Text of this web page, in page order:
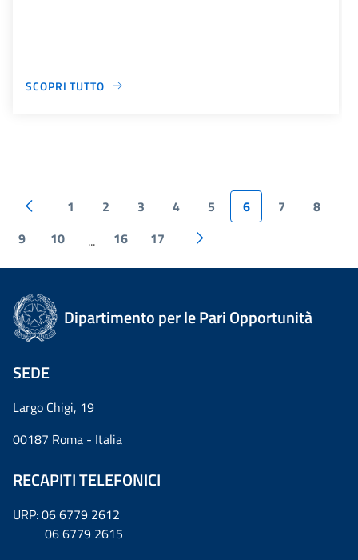
SCOPRI TUTTO
1 2 3 4 5 6 7
8
9
10 ... 16 17
Dipartimento per le Pari Opportunità
SEDE
Largo Chigi, 19
00187 Roma - Italia
RECAPITI TELEFONICI
URP: 06 6779 2612
06 6779 2615